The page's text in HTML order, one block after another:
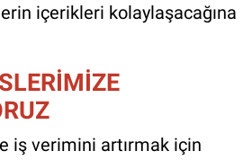
içerikleri kolaylaşacağına
iş verimini artırmak için